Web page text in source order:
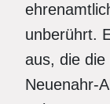
unberührt.
aus, die die
Neuenahr-